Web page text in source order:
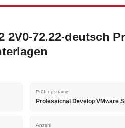
2V0-72.22-deutsch
Prüfungsname
Professional Develop VMware
Anzahl